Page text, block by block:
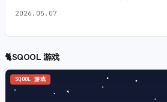
2026.05.07
🐈SQOOL 游戏
SQOOL 游戏